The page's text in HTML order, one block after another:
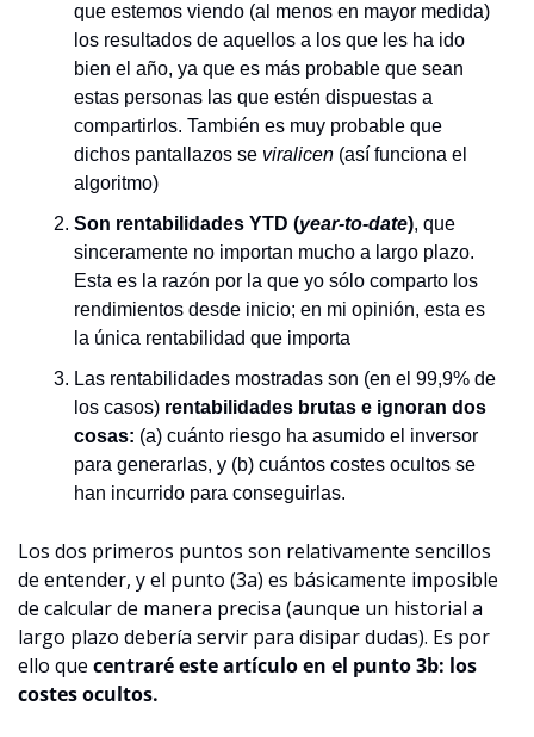
que estemos viendo (al menos en mayor medida)
los resultados de aquellos a los que les ha ido
bien el año, ya que es más probable que sean
estas personas las que estén dispuestas a
compartirlos. También es muy probable que
dichos pantallazos se viralicen (así funciona el
algoritmo)
Son rentabilidades YTD (year-to-date), que
sinceramente no importan mucho a largo plazo.
Esta es la razón por la que yo sólo comparto los
rendimientos desde inicio; en mi opinión, esta es
la única rentabilidad que importa
Las rentabilidades mostradas son (en el 99,9% de
los casos) rentabilidades brutas e ignoran dos
cosas: (a) cuánto riesgo ha asumido el inversor
para generarlas, y (b) cuántos costes ocultos se
han incurrido para conseguirlas.
Los dos primeros puntos son relativamente sencillos
de entender, y el punto (3a) es básicamente imposible
de calcular de manera precisa (aunque un historial a
largo plazo debería servir para disipar dudas). Es por
ello que centraré este artículo en el punto 3b: los
costes ocultos.